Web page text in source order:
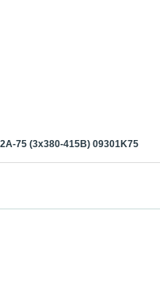
75 (3x380-415В) 09301K75